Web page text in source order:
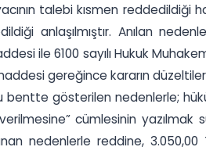
talebi kısmen
anlaşılmıştır. Anılan
ile 6100 sayılı Hukuk
gereğince kararın
gösterilen nedenlerle;
cümlesinin yazılmak
nedenlerle reddine,